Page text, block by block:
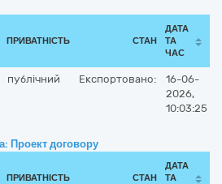
ПРИВАТНІСТЬ СТАН
ДАТА
ТА
ЧАС
публічний Експортовано:
16-06-
2026,
10:03:25
Проект договору
ПРИВАТНІСТЬ СТАН
ДАТА
ТА